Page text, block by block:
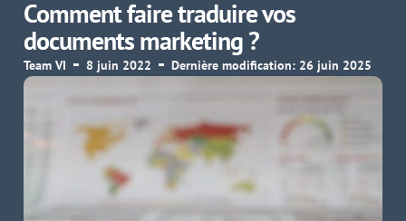
Comment faire traduire vos
documents marketing ?
Team VI 8 juin 2022 Dernière modification: 26 juin 2025